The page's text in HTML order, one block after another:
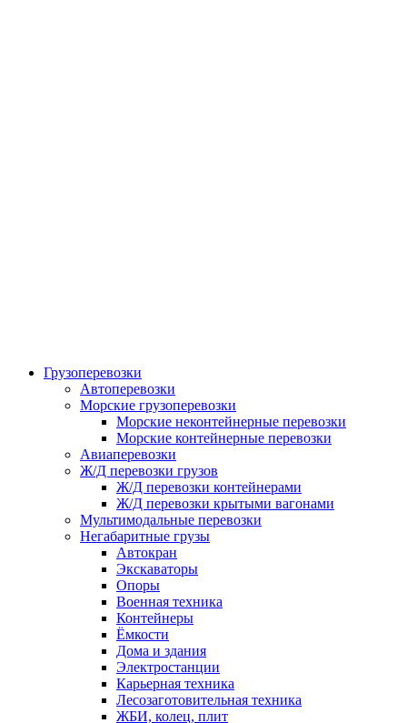
Грузоперевозки
Автоперевозки
Морские грузоперевозки
Морские неконтейнерные перевозки
Морские контейнерные перевозки
Авиаперевозки
Ж/Д перевозки грузов
Ж/Д перевозки контейнерами
Ж/Д перевозки крытыми вагонами
Мультимодальные перевозки
Негабаритные грузы
Автокран
Экскаваторы
Опоры
Военная техника
Контейнеры
Ёмкости
Дома и здания
Электростанции
Карьерная техника
Лесозаготовительная техника
ЖБИ, колец, плит